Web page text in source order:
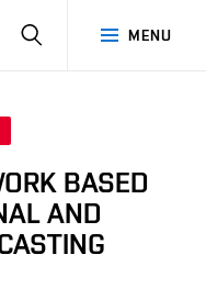
MENU
BASED
AND